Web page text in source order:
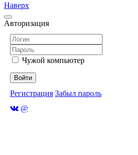
Наверх
Авторизация
Чужой компьютер
Войти
Регистрация Забыл пароль
@